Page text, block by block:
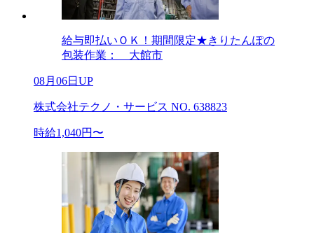
給与即払いＯＫ！期間限定★きりたんぽの
包装作業： 大館市
08月06日UP
株式会社テクノ・サービス NO. 638823
時給1,040円〜